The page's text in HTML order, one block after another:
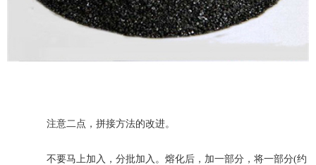
注意二点，拼接方法的改进。
不要马上加入，分批加入。熔化后，加一部分，将一部分(约